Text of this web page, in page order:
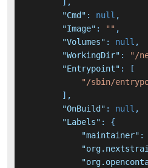
] ,
"Cmd" : null ,
"Image" : "" ,
"Volumes" : null ,
"WorkingDir" : "/
"Entrypoint" :
[
"/sbin/
] ,
"OnBuild" : null ,
"Labels" :
{
"maintainer" :